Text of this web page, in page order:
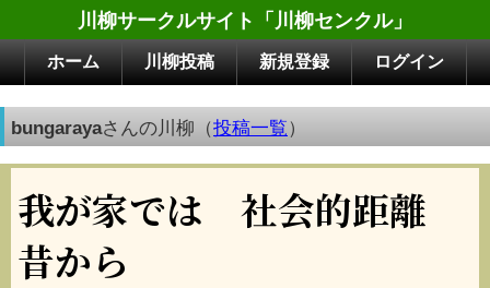
川柳サークルサイト「川柳センクル」
ホーム 川柳投稿 新規登録 ログイン
bungarayaさんの川柳（投稿一覧）
我が家では 社会的距離
昔から